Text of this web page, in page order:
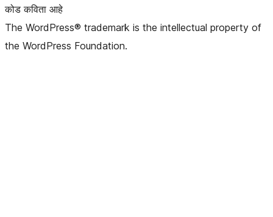
कोड कविता आहे
The WordPress® trademark is the intellectual property of
the WordPress Foundation.